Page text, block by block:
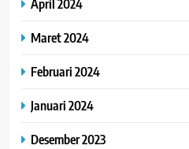
April 2024
Maret 2024
Februari 2024
Januari 2024
Desember 2023